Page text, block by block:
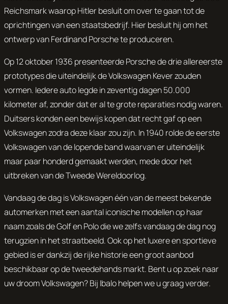
Reichsmark waarop Hitler besluit om over te gaan tot de
oprichtingen van een staatsbedrijf. Hier besluit hij om het
ontwerp van Ferdinand Porsche te produceren.
Op 12 oktober 1936 presenteerde Porsche de drie allereerste
prototypes die uiteindelijk de Volkswagen Kever zouden
vormen. Iedere auto legde in zeventig dagen 50.000
kilometer af, zonder dat er al te grote reparaties nodig waren.
Duitsers konden een bewijs kopen dat recht gaf op een
Volkswagen zodra deze klaar zou zijn. In 1940 rolde de eerste
Volkswagen van de lopende band waarvan er uiteindelijk
maar paar honderd gemaakt werden, mede door het
uitbreken van de Tweede Wereldoorlog.
Vandaag de dag is Volkswagen één van de meest bekende
automerken met een aantal iconische modellen op haar
naam zoals de Golf en Polo die we zelfs vandaag de dag nog
terugzien in het straatbeeld. Ook op het luxere en sportieve
gebied is er dankzij de rijke historie een groot aanbod
beschikbaar op de tweedehands markt. Bent u op zoek naar
uw droom Volkswagen? Bij Ibalo helpen we u graag verder.